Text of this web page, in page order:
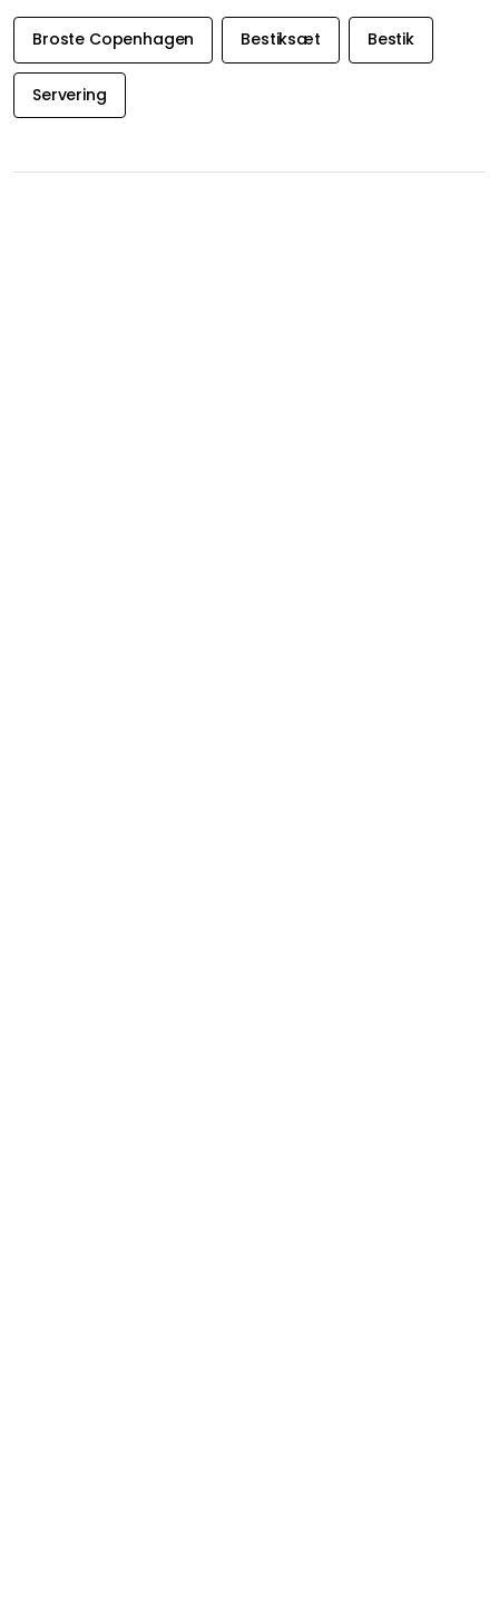
Broste Copenhagen Bestiksæt Bestik
Servering